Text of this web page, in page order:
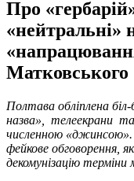
Про
«нейтральні»
Матковського
Полтава обліплена
назва», телеекрани та
численною «джинсою».
фейкове обговорення,
декомунізацію терміни